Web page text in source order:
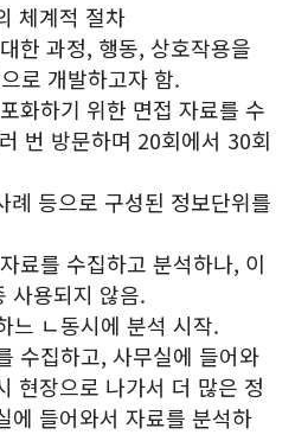
체계적 절차
한 과정, 행동, 상호작용을
로 개발하고자 함.
화하기 위한 면접 자료를 수
번 방문하며 20회에서 30회
등으로 구성된 정보단위를
료를 수집하고 분석하나, 이
사용되지 않음.
느 ㄴ동시에 분석 시작.
수집하고, 사무실에 들어와
현장으로 나가서 더 많은 정
에 들어와서 자료를 분석하